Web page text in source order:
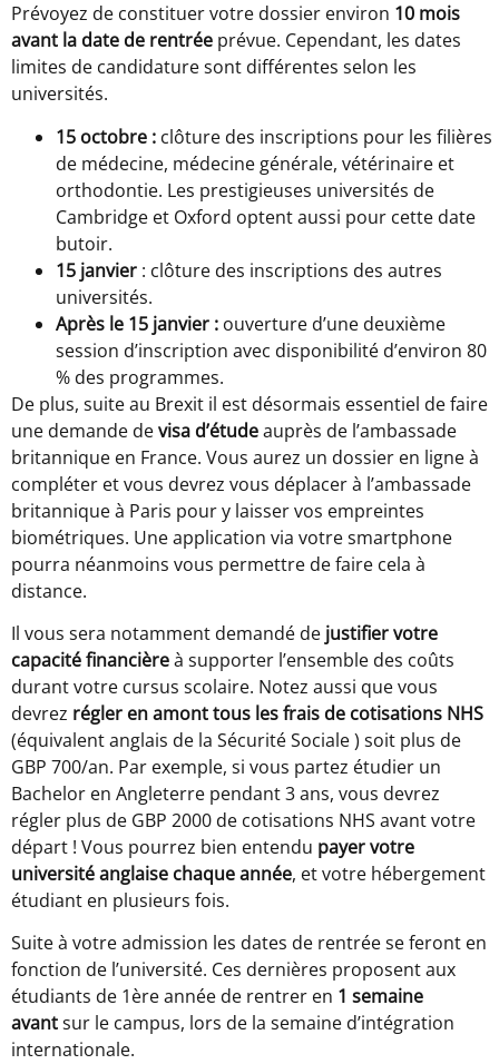
Prévoyez de constituer votre dossier environ 10 mois
avant la date de rentrée prévue. Cependant, les dates
limites de candidature sont différentes selon les
universités.
15 octobre : clôture des inscriptions pour les filières
de médecine, médecine générale, vétérinaire et
orthodontie. Les prestigieuses universités de
Cambridge et Oxford optent aussi pour cette date
butoir.
15 janvier : clôture des inscriptions des autres
universités.
Après le 15 janvier : ouverture d’une deuxième
session d’inscription avec disponibilité d’environ 80
% des programmes.
De plus, suite au Brexit il est désormais essentiel de faire
une demande devisa d’étudeauprès de l’ambassade
britannique en France. Vous aurez un dossier en ligne à
compléter et vous devrez vous déplacer à l’ambassade
britannique à Paris pour y laisser vos empreintes
biométriques. Une application via votre smartphone
pourra néanmoins vous permettre de faire cela à
distance.
Il vous sera notamment demandé de justifier votre
capacité financièreà supporter l’ensemble des coûts
durant votre cursus scolaire. Notez aussi que vous
devrez régler en amont tous les frais de cotisations NHS
(équivalent anglais de la Sécurité Sociale ) soit plus de
GBP 700/an. Par exemple, si vous partez étudier un
Bachelor en Angleterre pendant 3 ans, vous devrez
régler plus de GBP 2000 de cotisations NHS avant votre
départ ! Vous pourrez bien entendu payer votre
université anglaise chaque année, et votre hébergement
étudiant en plusieurs fois.
Suite à votre admission les dates de rentrée se feront en
fonction de l’université. Ces dernières proposent aux
étudiants de 1ère année de rentrer en 1 semaine
avantsur le campus, lors de la semaine d’intégration
internationale.